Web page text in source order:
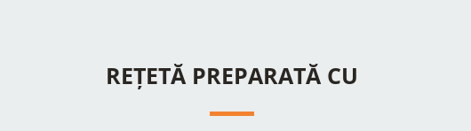
REȚETĂ PREPARATĂ CU